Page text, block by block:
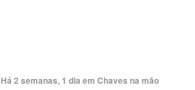
Há 2 semanas, 1 dia em Chaves na mão